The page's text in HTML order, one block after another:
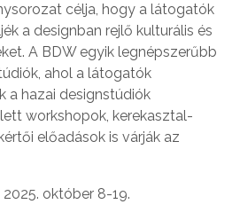
célja, hogy a látogatók
a designban rejlő kulturális és
A BDW egyik legnépszerűbb
ahol a látogatók
a hazai designstúdiók
workshopok, kerekasztal-
előadások is várják az
2025. október 8-19.